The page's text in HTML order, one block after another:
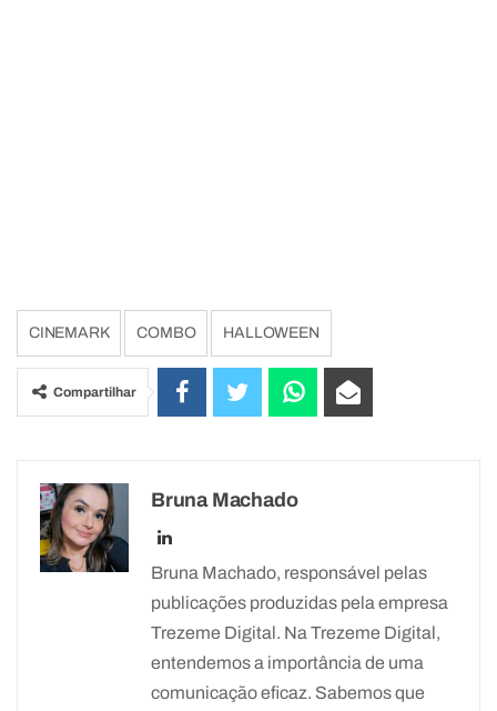
CINEMARK COMBO HALLOWEEN
Compartilhar
Bruna Machado
Bruna Machado, responsável pelas
publicações produzidas pela empresa
Trezeme Digital. Na Trezeme Digital,
entendemos a importância de uma
comunicação eficaz. Sabemos que